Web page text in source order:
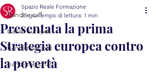
Bandi e call
bandi europei
bandi nazionali
bandi regionali
Presentata la prima
Strategia europea contro
la povertà
Spazio Reale Formazione
25 giu Tempo di lettura: 1 min